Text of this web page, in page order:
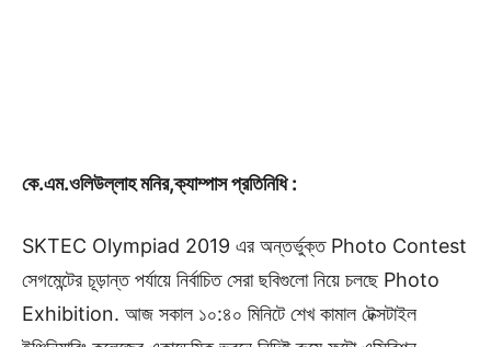
কে.এম.ওলিউল্লাহ মনির,ক্যাম্পাস প্রতিনিধি :
SKTEC Olympiad 2019 এর অন্তর্ভুক্ত Photo Contest
সেগমেন্টের চূড়ান্ত পর্যায়ে নির্বাচিত সেরা ছবিগুলো নিয়ে চলছে Photo
Exhibition. আজ সকাল ১০:৪০ মিনিটে শেখ কামাল টেক্সটাইল